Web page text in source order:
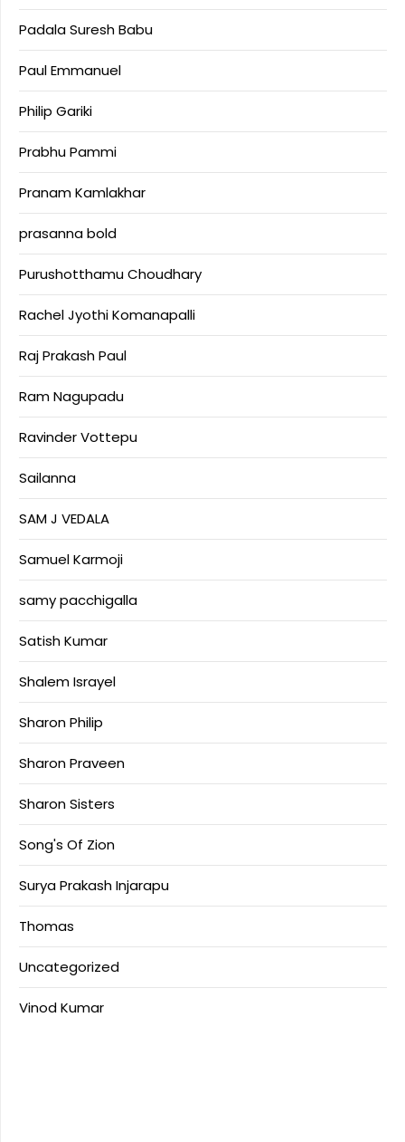
Padala Suresh Babu
Paul Emmanuel
Philip Gariki
Prabhu Pammi
Pranam Kamlakhar
prasanna bold
Purushotthamu Choudhary
Rachel Jyothi Komanapalli
Raj Prakash Paul
Ram Nagupadu
Ravinder Vottepu
Sailanna
SAM J VEDALA
Samuel Karmoji
samy pacchigalla
Satish Kumar
Shalem Israyel
Sharon Philip
Sharon Praveen
Sharon Sisters
Song's Of Zion
Surya Prakash Injarapu
Thomas
Uncategorized
Vinod Kumar